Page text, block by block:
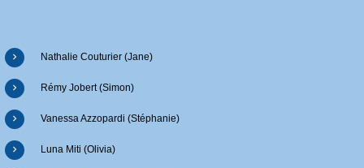
Nathalie Couturier (Jane)
Rémy Jobert (Simon)
Vanessa Azzopardi (Stéphanie)
Luna Miti (Olivia)